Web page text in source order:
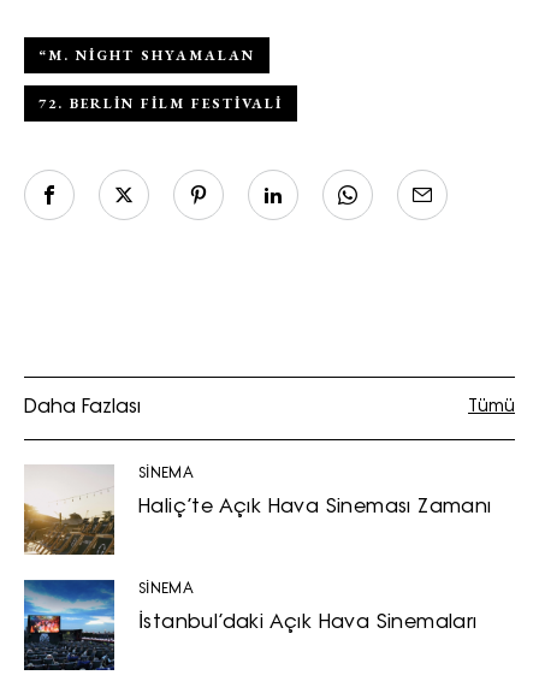
“M. NIGHT SHYAMALAN
72. BERLIN FILM FESTIVALI
Daha Fazlası Tümü
SİNEMA
Haliç’te Açık Hava Sineması Zamanı
SİNEMA
İstanbul’daki Açık Hava Sinemaları